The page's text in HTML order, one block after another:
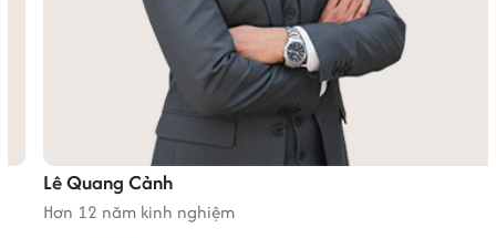
Lê Quang Cảnh
Hơn 12 năm kinh nghiệm